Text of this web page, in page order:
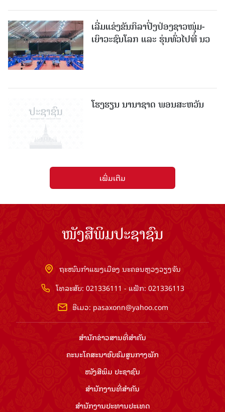
ເລີ່ມແຂ່ງຂັນກິລາປິ່ງປ່ອງຊາວໜຸ່ມ-
ເຍົາວະຊົນໂລກ ແລະ ຮຸ່ນທົ່ວໄປທີ່ ນວ
ໂຮງຮຽນ ນານາຊາດ ພອນສະຫວັນ
ເພີ່ມເຕີມ
ໜັງສືພິມປະຊາຊົນ
ຖະໜົນກຳແພງເມືອງ ນະຄອນຫຼວງວຽງຈັນ
ໂທລະສັບ: 021336111 - ແຟັກ: 021336113
ອີເມວ: pasaxonn@yahoo.com
ສຳ​ນັກ​ຂ່າວ​ສານ​ທີ່​ສຳ​ຄັນ​
ຄະນະໂຄສະນາອົບຮົມ​ສູນ​ກາງ​ພັກ
ໜັງສືພິມ ປະ​ຊາ​ຊົນ
ສຳ​ນັກ​ງານ​ທີ່​ສຳ​ຄັນ
ສຳ​ນັກ​ງານ​ປະ​ທານ​ປະ​ເທດ